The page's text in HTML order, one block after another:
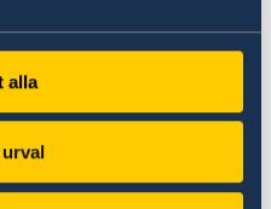
alla
ska kunna